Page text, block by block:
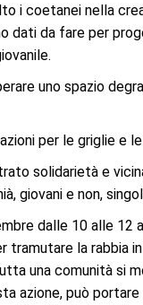
i coetanei nella
dati da fare per
uno spazio
per le griglie
solidarietà e
giovani e non,
dalle 10 alle
la rabbia
una comunità si
azione, può